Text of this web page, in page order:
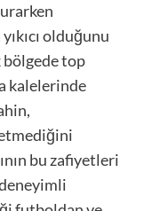
olduğunu
top
kalelerinde
bu zafiyetleri